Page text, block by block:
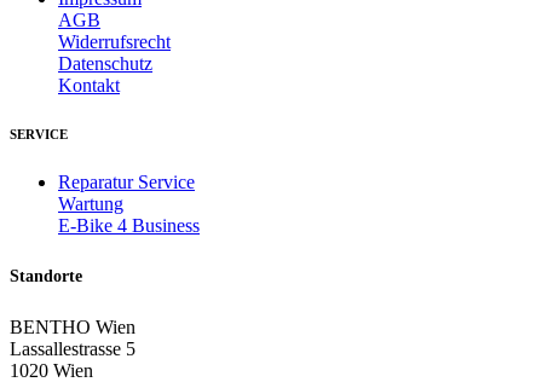
AGB
Widerrufsrecht
Datenschutz
Kontakt
SERVICE
Reparatur Service
Wartung
E-Bike 4 Business
Standorte
BENTHO Wien
Lassallestrasse 5
1020 Wien